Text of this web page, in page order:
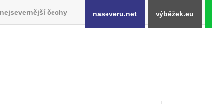
čechy naseveru.net výběžek.eu